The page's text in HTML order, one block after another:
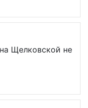
Щелковской не